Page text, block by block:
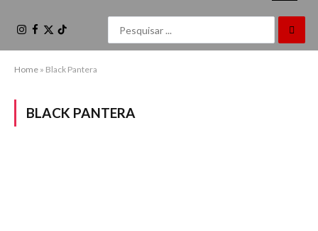
Instagram
Facebook
X
(Twitter)
TikTok
Home » Black Pantera
BLACK PANTERA